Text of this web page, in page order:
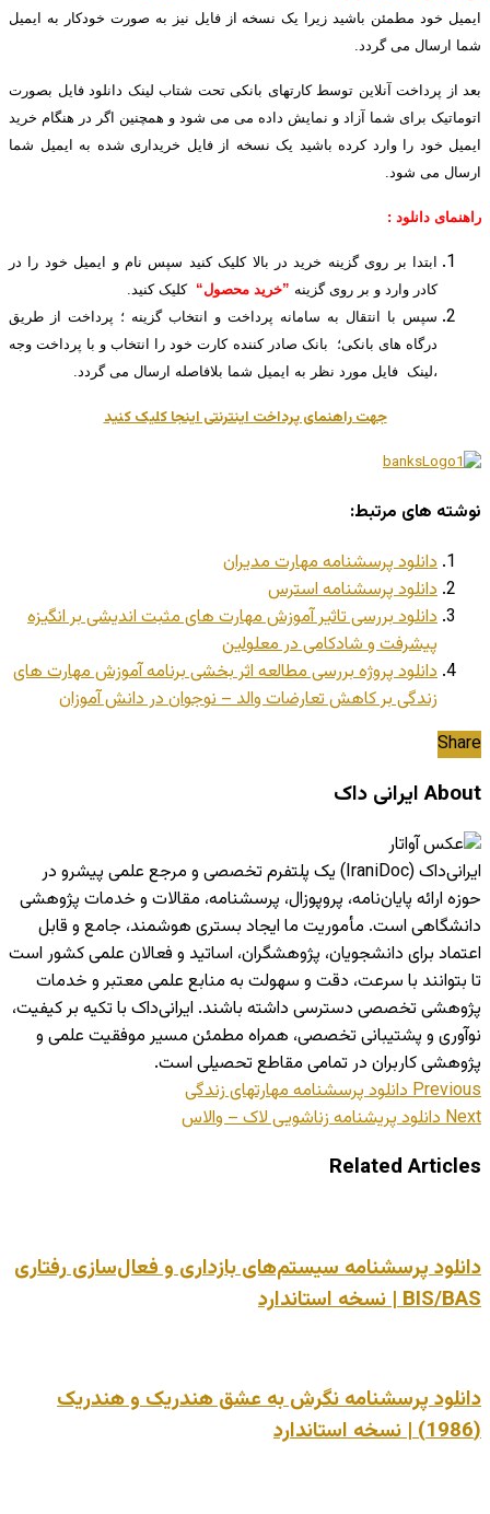
ایمیل خود مطمئن باشید زیرا یک نسخه از فایل نیز به صورت خودکار به ایمیل
شما ارسال می گردد.
بعد از پرداخت آنلاین توسط کارتهای بانکی تحت شتاب لینک دانلود فایل بصورت
اتوماتیک برای شما آزاد و نمایش داده می می شود و همچنین اگر در هنگام خرید
ایمیل خود را وارد کرده باشید یک نسخه از فایل خریداری شده به ایمیل شما
ارسال می شود.
راهنمای دانلود :
ابتدا بر روی گزینه خرید در بالا کلیک کنید سپس نام و ایمیل خود را در
کادر وارد و بر روی گزینه ”خرید محصول“ کلیک کنید.
سپس با انتقال به سامانه پرداخت و انتخاب گزینه ؛ پرداخت از طریق
درگاه های بانکی؛ بانک صادر کننده کارت خود را انتخاب و با پرداخت وجه
،لینک فایل مورد نظر به ایمیل شما بلافاصله ارسال می گردد.
جهت راهنمای پرداخت اینترنتی اینجا کلیک کنید
نوشته های مرتبط:
دانلود پرسشنامه مهارت مدیران
دانلود پرسشنامه استرس
دانلود بررسی تاثیر آموزش مهارت های مثبت اندیشی بر انگیزه
پیشرفت و شادکامی در معلولین
دانلود پروژه بررسی مطالعه اثر بخشی برنامه آموزش مهارت های
زندگی بر کاهش تعارضات والد – نوجوان در دانش آموزان
Share
About ایرانی داک
ایرانی‌داک (IraniDoc) یک پلتفرم تخصصی و مرجع علمی پیشرو در
حوزه ارائه پایان‌نامه، پروپوزال، پرسشنامه، مقالات و خدمات پژوهشی
دانشگاهی است. مأموریت ما ایجاد بستری هوشمند، جامع و قابل
اعتماد برای دانشجویان، پژوهشگران، اساتید و فعالان علمی کشور است
تا بتوانند با سرعت، دقت و سهولت به منابع علمی معتبر و خدمات
پژوهشی تخصصی دسترسی داشته باشند. ایرانی‌داک با تکیه بر کیفیت،
نوآوری و پشتیبانی تخصصی، همراه مطمئن مسیر موفقیت علمی و
پژوهشی کاربران در تمامی مقاطع تحصیلی است.
Previousدانلود پرسشنامه مهارتهای زندگی
Nextدانلود پریشنامه زناشویی لاک – والاس
Related Articles
دانلود پرسشنامه سیستم‌های بازداری و فعال‌سازی رفتاری
BIS/BAS | نسخه استاندارد
دانلود پرسشنامه نگرش به عشق هندریک و هندریک
(1986) | نسخه استاندارد